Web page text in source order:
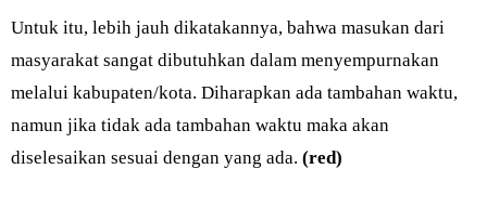
Untuk itu, lebih jauh dikatakannya, bahwa masukan dari
masyarakat sangat dibutuhkan dalam menyempurnakan
melalui kabupaten/kota. Diharapkan ada tambahan waktu,
namun jika tidak ada tambahan waktu maka akan
diselesaikan sesuai dengan yang ada. (red)